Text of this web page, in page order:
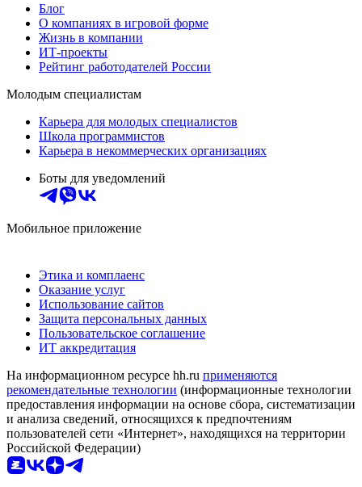
Блог
О компаниях в игровой форме
Жизнь в компании
ИТ-проекты
Рейтинг работодателей России
Молодым специалистам
Карьера для молодых специалистов
Школа программистов
Карьера в некоммерческих организациях
Боты для уведомлений
Мобильное приложение
Этика и комплаенс
Оказание услуг
Использование сайтов
Защита персональных данных
Пользовательское соглашение
ИТ аккредитация
На информационном ресурсе hh.ru применяются
рекомендательные технологии (информационные технологии
предоставления информации на основе сбора, систематизации
и анализа сведений, относящихся к предпочтениям
пользователей сети «Интернет», находящихся на территории
Российской Федерации)